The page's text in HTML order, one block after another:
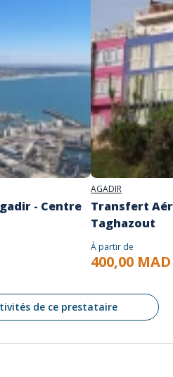
- Centre
AGADIR
Transfert
Taghazout
À partir de
400,00 MAD
de ce prestataire